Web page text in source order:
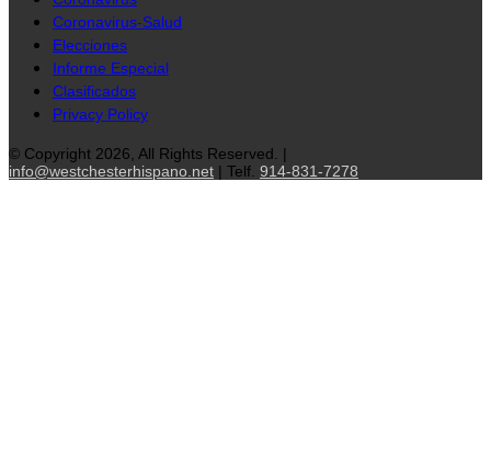
Coronavirus-Salud
Elecciones
Informe Especial
Clasificados
Privacy Policy
© Copyright 2026, All Rights Reserved. |
info@westchesterhispano.net | Telf. 914-831-7278